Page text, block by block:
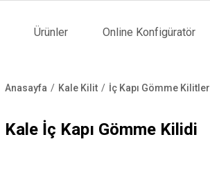
Ürünler Online Konfigüratör
yolu
Anasayfa Kale Kilit İç Kapı Gömme Kilitler
Kale İç Kapı Gömme Kilidi